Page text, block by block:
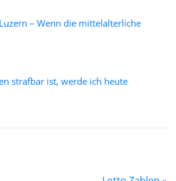
– Wenn die mittelalterliche
strafbar ist, werde ich heute